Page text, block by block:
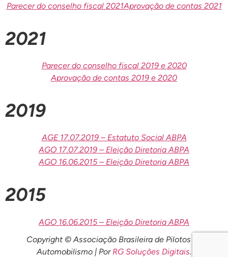
Parecer do conselho fiscal 2021Aprovação de contas 2021
2021
Parecer do conselho fiscal 2019 e 2020
Aprovação de contas 2019 e 2020
2019
AGE 17.07.2019 – Estatuto Social ABPA
AGO 17.07.2019 – Eleição Diretoria ABPA
AGO 16.06.2015 – Eleição Diretoria ABPA
2015
AGO 16.06.2015 – Eleição Diretoria ABPA
Copyright © Associação Brasileira de Pilotos de
Automobilismo | Por RG Soluções Digitais.